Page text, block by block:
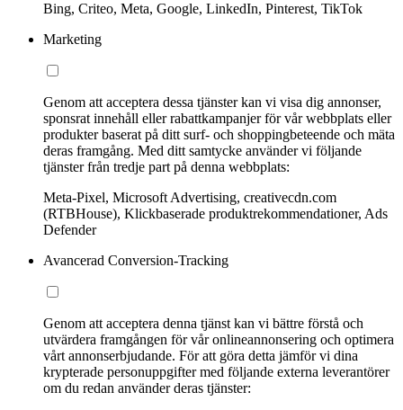
Bing, Criteo, Meta, Google, LinkedIn, Pinterest, TikTok
Marketing
Genom att acceptera dessa tjänster kan vi visa dig annonser,
sponsrat innehåll eller rabattkampanjer för vår webbplats eller
produkter baserat på ditt surf- och shoppingbeteende och mäta
deras framgång. Med ditt samtycke använder vi följande
tjänster från tredje part på denna webbplats:
Meta-Pixel, Microsoft Advertising, creativecdn.com
(RTBHouse), Klickbaserade produktrekommendationer, Ads
Defender
Avancerad Conversion-Tracking
Genom att acceptera denna tjänst kan vi bättre förstå och
utvärdera framgången för vår onlineannonsering och optimera
vårt annonserbjudande. För att göra detta jämför vi dina
krypterade personuppgifter med följande externa leverantörer
om du redan använder deras tjänster: